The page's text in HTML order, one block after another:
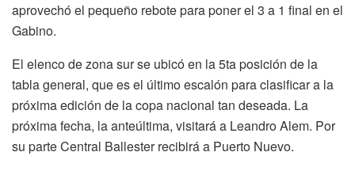
aprovechó el pequeño rebote para poner el 3 a 1 final en el
Gabino.
El elenco de zona sur se ubicó en la 5ta posición de la
tabla general, que es el último escalón para clasificar a la
próxima edición de la copa nacional tan deseada. La
próxima fecha, la anteúltima, visitará a Leandro Alem. Por
su parte Central Ballester recibirá a Puerto Nuevo.